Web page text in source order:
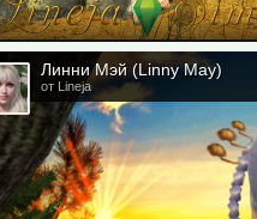
Линни Мэй (Linny May)
от Lineja